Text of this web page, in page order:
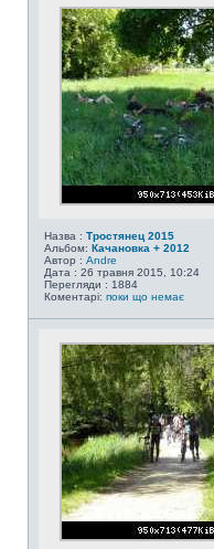
Назва : Тростянец 2015
Альбом: Качановка + 2012
Автор : Andre
Дата : 26 травня 2015, 10:24
Перегляди : 1884
Коментарі: поки що немає